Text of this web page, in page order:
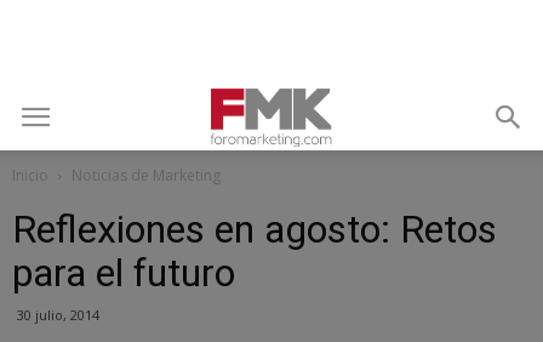
Inicio Noticias de Marketing
Reflexiones en agosto: Retos
para el futuro
30 julio, 2014